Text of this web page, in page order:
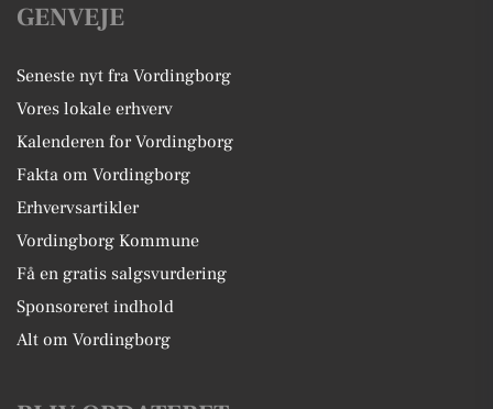
GENVEJE
Seneste nyt fra Vordingborg
Vores lokale erhverv
Kalenderen for Vordingborg
Fakta om Vordingborg
Erhvervsartikler
Vordingborg Kommune
Få en gratis salgsvurdering
Sponsoreret indhold
Alt om Vordingborg